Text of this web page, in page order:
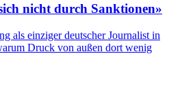
nicht durch Sanktionen»
als einziger deutscher Journalist in
Druck von außen dort wenig